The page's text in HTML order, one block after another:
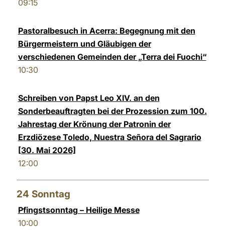
09:15
Pastoralbesuch in Acerra: Begegnung mit den
Bürgermeistern und Gläubigen der
verschiedenen Gemeinden der „Terra dei Fuochi“
10:30
Schreiben von Papst Leo XIV. an den
Sonderbeauftragten bei der Prozession zum 100.
Jahrestag der Krönung der Patronin der
Erzdiözese Toledo, Nuestra Señora del Sagrario
[30. Mai 2026]
12:00
24 Sonntag
Pfingstsonntag – Heilige Messe
10:00